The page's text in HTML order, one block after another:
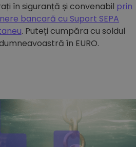
în siguranță și convenabil prin
bancară cu Suport SEPA
. Puteți cumpăra cu soldul
în EURO.